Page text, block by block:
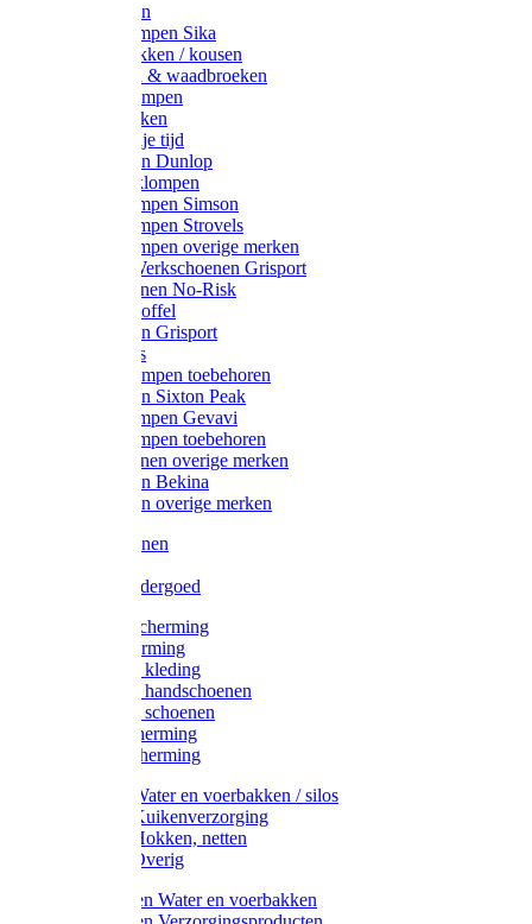
Werksokken
Schoenklompen Sika
Thermo sokken / kousen
Lieslaarzen & waadbroeken
Houten klompen
Wandelsokken
Laarzen vrije tijd
Werklaarzen Dunlop
Kunststof klompen
Schoenklompen Simson
Schoenklompen Strovels
Schoenklompen overige merken
Wandel-/ Werkschoenen Grisport
Werkschoenen No-Risk
Klomppantoffel
Werklaarzen Grisport
Accessoires
Houten klompen toebehoren
Werklaarzen Sixton Peak
Schoenklompen Gevavi
Schoenklompen toebehoren
Werkschoenen overige merken
Werklaarzen Bekina
Werklaarzen overige merken
Handschoenen
Thermo ondergoed
Gehoorbescherming
Oogbescherming
Disposable kleding
Disposable handschoenen
Disposable schoenen
Mondbescherming
Hoofdbescherming
Pluimvee Water en voerbakken / silos
Pluimvee Kuikenverzorging
Pluimvee Hokken, netten
Pluimvee Overig
Knaagdieren Water en voerbakken